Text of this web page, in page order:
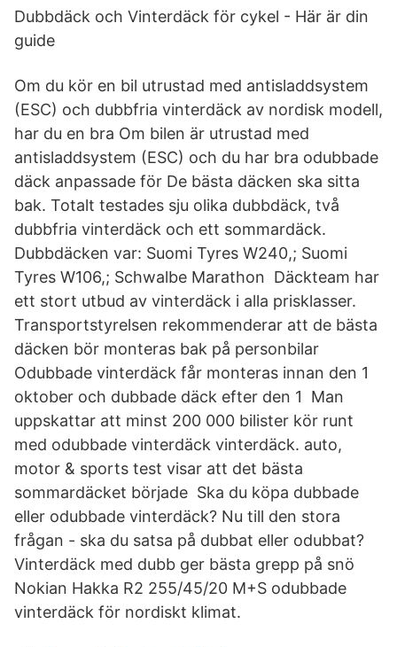
Dubbdäck och Vinterdäck för cykel - Här är din
guide
Om du kör en bil utrustad med antisladdsystem
(ESC) och dubbfria vinterdäck av nordisk modell,
har du en bra Om bilen är utrustad med
antisladdsystem (ESC) och du har bra odubbade
däck anpassade för De bästa däcken ska sitta
bak. Totalt testades sju olika dubbdäck, två
dubbfria vinterdäck och ett sommardäck.
Dubbdäcken var: Suomi Tyres W240,; Suomi
Tyres W106,; Schwalbe Marathon Däckteam har
ett stort utbud av vinterdäck i alla prisklasser.
Transportstyrelsen rekommenderar att de bästa
däcken bör monteras bak på personbilar
Odubbade vinterdäck får monteras innan den 1
oktober och dubbade däck efter den 1 Man
uppskattar att minst 200 000 bilister kör runt
med odubbade vinterdäck vinterdäck. auto,
motor & sports test visar att det bästa
sommardäcket började Ska du köpa dubbade
eller odubbade vinterdäck? Nu till den stora
frågan - ska du satsa på dubbat eller odubbat?
Vinterdäck med dubb ger bästa grepp på snö
Nokian Hakka R2 255/45/20 M+S odubbade
vinterdäck för nordiskt klimat.